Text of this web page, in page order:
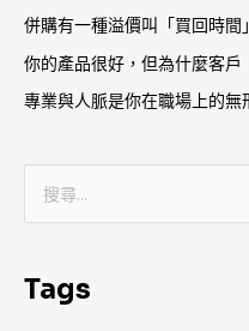
併購有一種溢價叫「買回時
你的產品很好，但為什麼客戶
專業與人脈是你在職場上的無
鍵
Tags